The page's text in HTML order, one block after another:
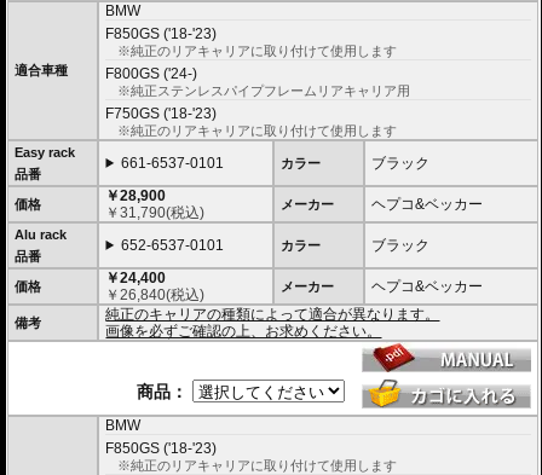
２種類のホルダーをラインナップ。
ヘプコ&ベッカーのトップケース
を安全に取り付けるための位置決めガイド
(垂直に立っている部分)が、折りたたみタイプと固定タイプの2種類をラインナ
ップ。お客様の使用スタイルによってお選びいただけます。
折りたたみタイプ Easy rack / イージーラック
位置決めガイドが折りたたみ式のため、簡単にフラットな簡易キャリアとなり
ます。
トップケースを必要としないような、ちょっとした荷物を載せる場合に便利で
す。
固定タイプ Alu rack / アルラック
位置決めガイドがボルトで固定されたタイプ。取り外せばフラットな簡易キャ
リアとなります。
ケースを取り付けたまま使用することが多い場合にお勧め。
リーズナブルな価格も魅力。
その他、付属の取付用フレームなどは共通です。
※写真のEasylackは位置決めガイドを折りたたんだ状態、Alurackは位置決めガ
※純正のキャリアの種類によって適合が異なります。画像を必ずご確認の上、
お求めください。
ヘプコ&ベッカーのトップケースはこちらからご確認下さい。
適合車種
BMW
F850GS ('18-'23)
※純正のリアキャリアに取り付けて使用します
F800GS ('24-)
※純正ステンレスパイプフレームリアキャリア用
F750GS ('18-'23)
※純正のリアキャリアに取り付けて使用します
Easy rack
品番
661-6537-0101 カラー ブラック
価格
￥28,900
￥31,790(税込) メーカー ヘプコ&ベッカー
Alu rack
品番
652-6537-0101 カラー ブラック
価格
￥24,400
￥26,840(税込) メーカー ヘプコ&ベッカー
備考
純正のキャリアの種類によって適合が異なります。
画像を必ずご確認の上、お求めください。
商品：
BMW
F850GS ('18-'23)
※純正のリアキャリアに取り付けて使用します